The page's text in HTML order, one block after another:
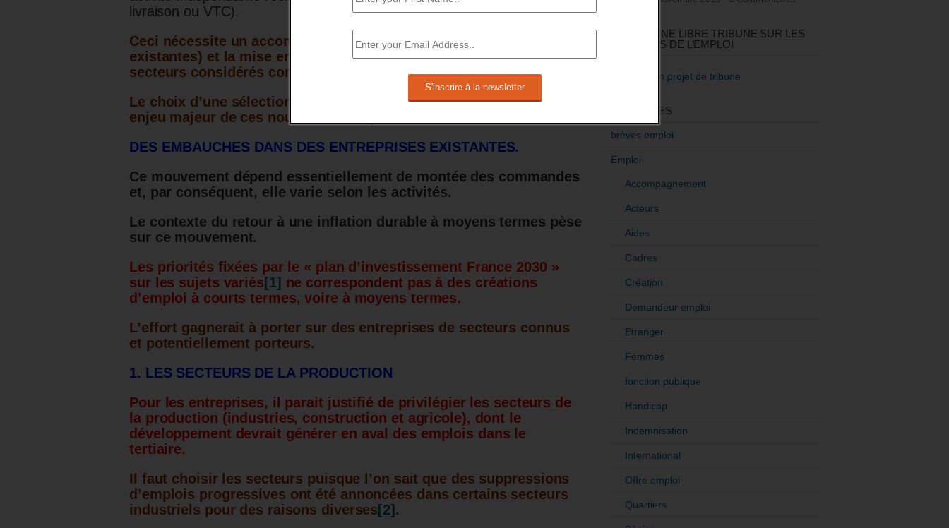
livraison ou VTC).
Ceci nécessite un accompagnement (par les structures dédiées
existantes) et la mise en place de conditions favorables sur des
secteurs considérés comme porteurs.
Le choix d’une sélection de secteurs pertinents apparait comme un
enjeu majeur de ces nouvelles entreprises.
DES EMBAUCHES DANS DES ENTREPRISES EXISTANTES.
Ce mouvement dépend essentiellement de montée des commandes
et, par conséquent, elle varie selon les activités.
Le contexte du retour à une inflation durable à moyens termes pèse
sur ce mouvement.
Les priorités fixées par le « plan d’investissement France 2030 »
sur les sujets variés [1] ne correspondent pas à des créations
d’emploi à courts termes, voire à moyens termes.
L’effort gagnerait à porter sur des entreprises de secteurs connus
et potentiellement porteurs.
1. LES SECTEURS DE LA PRODUCTION
Pour les entreprises, il parait justifié de privilégier les secteurs de
la production (industries, construction et agricole), dont le
développement devrait générer en aval des emplois dans le
tertiaire.
Il faut choisir les secteurs puisque l’on sait que des suppressions
d’emplois progressives ont été annoncées dans certains secteurs
industriels pour des raisons diverses [2] .
RÉDIGEZ UNE LIBRE TRIBUNE SUR LES
POLITIQUES DE L’EMPLOI
>Décrire mon projet de tribune
CATÉGORIES
brèves emploi
Emploi
Accompagnement
Acteurs
Aides
Cadres
Création
Demandeur emploi
Etranger
Femmes
fonction publique
Handicap
Indemnisation
International
Offre emploi
Quartiers